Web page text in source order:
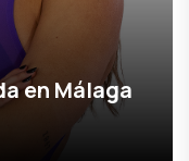
en Málaga